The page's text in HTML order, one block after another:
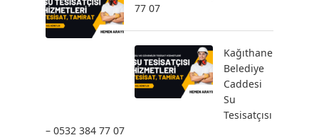
77 07
Kağıthane
Belediye
Caddesi
Su
Tesisatçısı
– 0532 384 77 07